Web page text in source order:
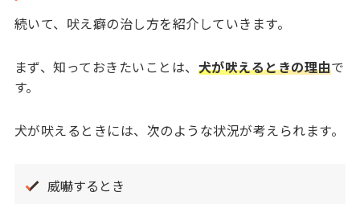
続いて、吠え癖の治し方を紹介していきます。
まず、知っておきたいことは、 犬が吠えるときの理由で
す。
犬が吠えるときには、次のような状況が考えられます。
威嚇するとき